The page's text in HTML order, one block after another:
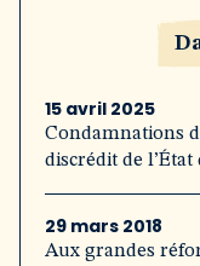
15 avril 2025
Condamnations
discrédit de
29 mars 2018
Aux grandes